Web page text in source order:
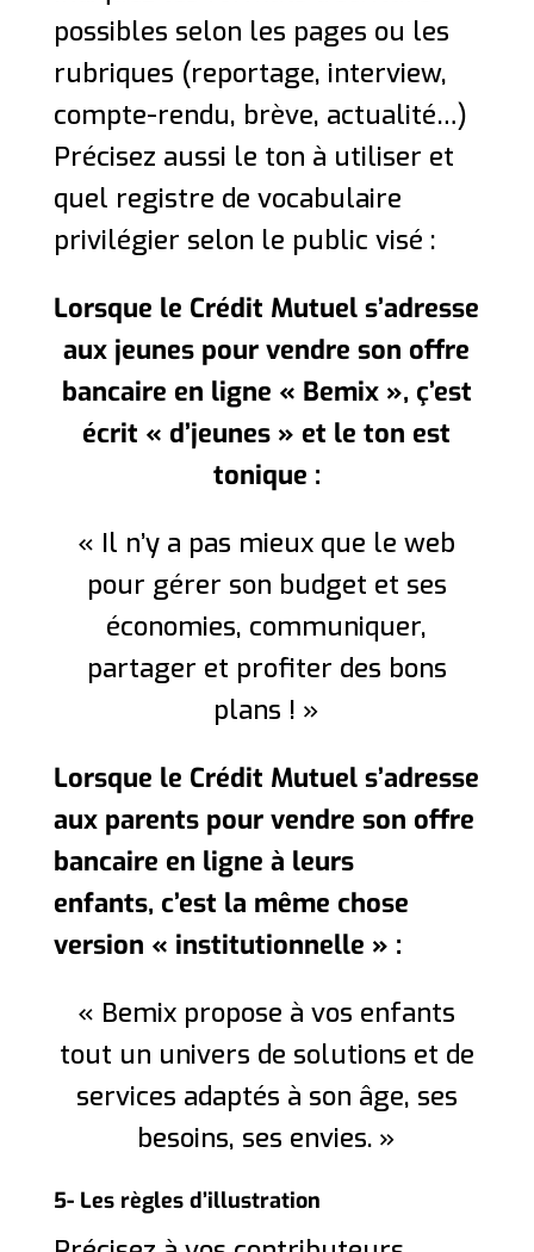
possibles selon les pages ou les
rubriques (reportage, interview,
compte-rendu, brève, actualité…)
Précisez aussi le ton à utiliser et
quel registre de vocabulaire
privilégier selon le public visé :
Lorsque le Crédit Mutuel s’adresse
aux jeunes pour vendre son offre
bancaire en ligne « Bemix », ç’est
écrit « d’jeunes » et le ton est
tonique :
« Il n’y a pas mieux que le web
pour gérer son budget et ses
économies, communiquer,
partager et profiter des bons
plans ! »
Lorsque le Crédit Mutuel s’adresse
aux parents pour vendre son offre
bancaire en ligne à leurs
enfants, c’est la même chose
version « institutionnelle » :
« Bemix propose à vos enfants
tout un univers de solutions et de
services adaptés à son âge, ses
besoins, ses envies. »
5- Les règles d’illustration